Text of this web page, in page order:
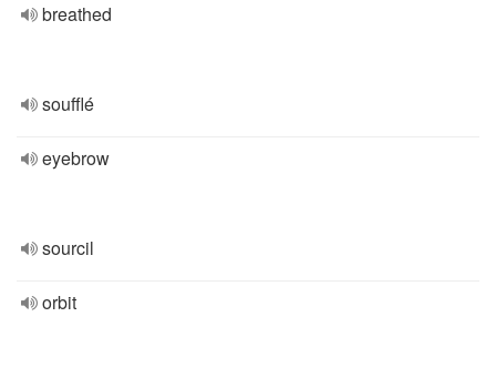
breathed
soufflé
eyebrow
sourcil
orbit